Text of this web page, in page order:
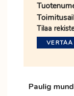
Tilaa
Paulig